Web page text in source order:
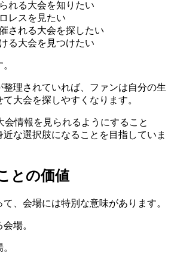
れる大会を知りたい
レスを見たい
される大会を探したい
る大会を見つけたい
理されていれば、ファンは自分の生
大会を探しやすくなります。
情報を見られるようにすること
な選択肢になることを目指していま
との価値
、会場には特別な意味があります。
場。